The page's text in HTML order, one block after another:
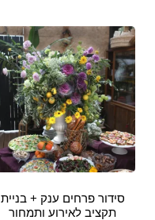
סידור פרחים ענק + בניית
תקציב לאירוע ותמחור